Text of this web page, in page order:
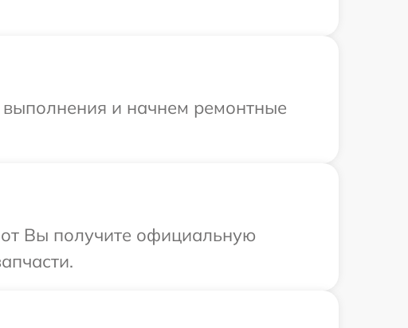
и начнем ремонтные
Вы получите официальную